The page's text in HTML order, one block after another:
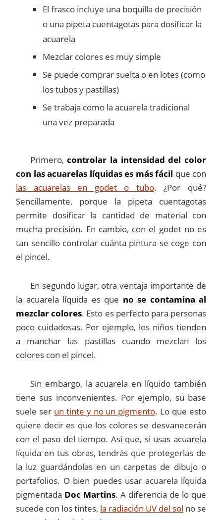
El frasco incluye una boquilla de precisión
o una pipeta cuentagotas para dosificar la
acuarela
Mezclar colores es muy simple
Se puede comprar suelta o en lotes (como
los tubos y pastillas)
Se trabaja como la acuarela tradicional
una vez preparada
Primero,controlar la intensidad del color
con las acuarelas líquidas es más fácil que con
las acuarelas en godet o tubo. ¿Por qué?
Sencillamente, porque la pipeta cuentagotas
permite dosificar la cantidad de material con
mucha precisión. En cambio, con el godet no es
tan sencillo controlar cuánta pintura se coge con
el pincel.
En segundo lugar, otra ventaja importante de
la acuarela líquida es que no se contamina al
mezclar colores. Esto es perfecto para personas
poco cuidadosas. Por ejemplo, los niños tienden
a manchar las pastillas cuando mezclan los
colores con el pincel.
Sin embargo, la acuarela en líquido también
tiene sus inconvenientes. Por ejemplo, su base
suele ser un tinte y no un pigmento. Lo que esto
quiere decir es que los colores se desvanecerán
con el paso del tiempo. Así que, si usas acuarela
líquida en tus obras, tendrás que protegerlas de
la luz guardándolas en un carpetas de dibujo o
portafolios. O bien puedes usar acuarela líquida
pigmentada Doc Martins. A diferencia de lo que
sucede con los tintes, la radiación UV del sol no se